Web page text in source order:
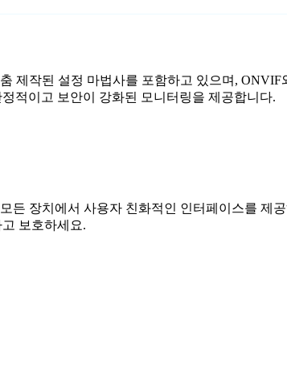
제작된 설정 마법사를 포함하고 있으며, ONVIF
적이고 보안이 강화된 모니터링을 제공합니다.
장치에서 사용자 친화적인 인터페이스를 제
보호하세요.